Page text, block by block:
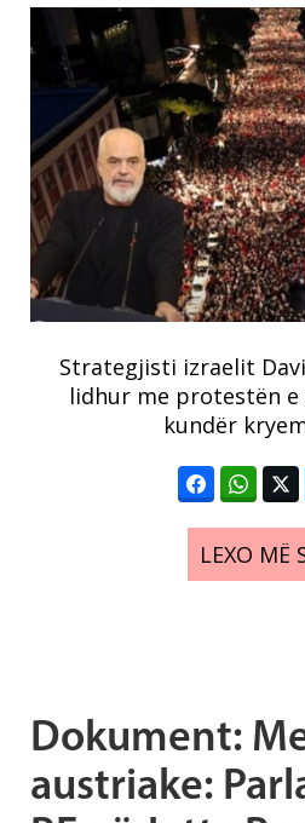
Strategjisti izraelit
lidhur me protestën
kundër
LEXO MË
Dokument:
austriake: